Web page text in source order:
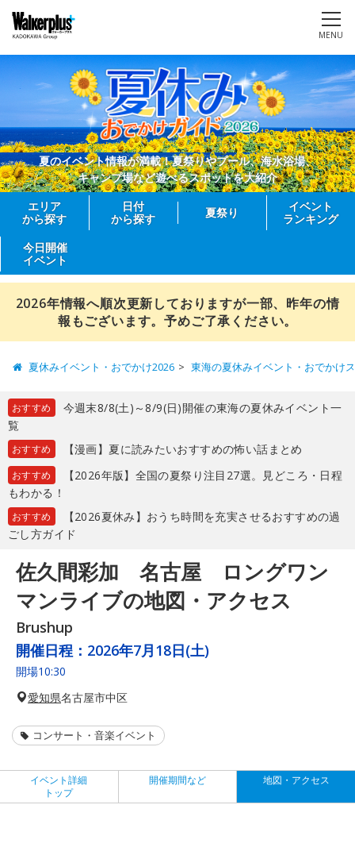
MENU
夏のイベント情報が満載！夏祭りやプール、海水浴場、
キャンプ場など遊べるスポットを大紹介
エリア
から探す
日付
から探す
夏祭り
イベント
ランキング
今日開催
イベント
2026年情報へ順次更新しておりますが一部、昨年の情
報もございます。予めご了承ください。
夏休みイベント・おでかけ2026 東海の夏休みイベント・おでかけ
おすすめ
今週末8/8(土)～8/9(日)開催の東海の夏休みイベント一
覧
おすすめ 【漫画】夏に読みたいおすすめの怖い話まとめ
おすすめ
【2026年版】全国の夏祭り注目27選。見どころ・日程
もわかる！
おすすめ
【2026夏休み】おうち時間を充実させるおすすめの過
ごし方ガイド
佐久間彩加 名古屋 ロングワン
マンライブの地図・アクセス
Brushup
開催日程： 2026年7月18日(土)
開場10:30
愛知県名古屋市中区
コンサート・音楽イベント
イベント詳細
トップ
開催期間など 地図・アクセス